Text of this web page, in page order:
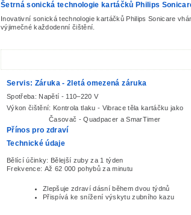
Šetrná sonická technologie kartáčků Philips
Inovativní sonická technologie kartáčků Philips Sonicare
výjimečné každodenní čištění.
Servis: Záruka -2letá omezená záruka
Spotřeba: Napětí -110–220 V
Výkon čištění: Kontrola tlaku - Vibrace těla
Časovač -Quadpacer a SmarTimer
Přínos pro zdraví
Technické údaje
Bělící účinky: Bělejší zuby za 1 týden
Frekvence: Až 62 000 pohybů za minutu
Zlepšuje zdraví dásní během dvou týdnů
Přispívá ke snížení výskytu zubního kazu